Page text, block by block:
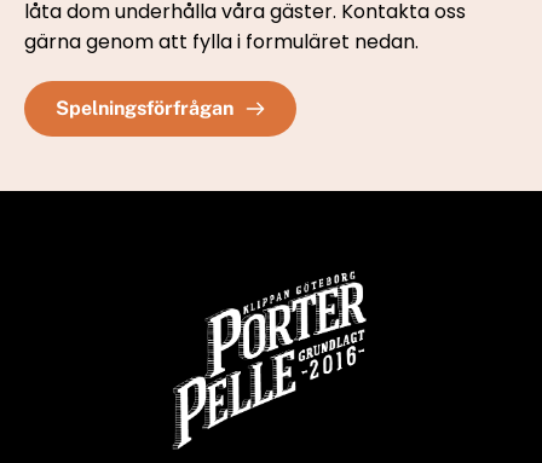
låta dom underhålla våra gäster. Kontakta oss
gärna genom att fylla i formuläret nedan.
Spelningsförfrågan